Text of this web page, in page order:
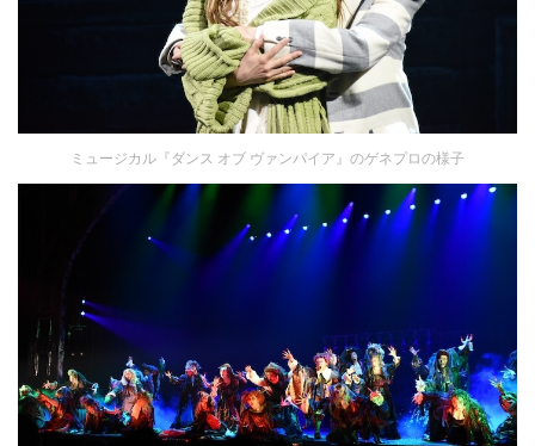
ミュージカル『ダンス オブ ヴァンパイア』のゲネプロの様子